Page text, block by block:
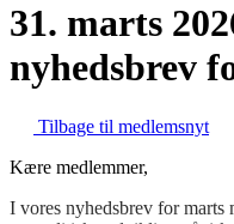
31. marts
nyhedsbrev
Tilbage til medlemsnyt
Kære medlemmer,
I vores nyhedsbrev for marts